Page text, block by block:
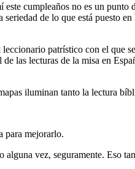
cumpleaños no es un punto
de lo que está puesto
patrístico con el que
las lecturas de la misa en
iluminan tanto la lectura
para mejorarlo.
vez, seguramente. Eso